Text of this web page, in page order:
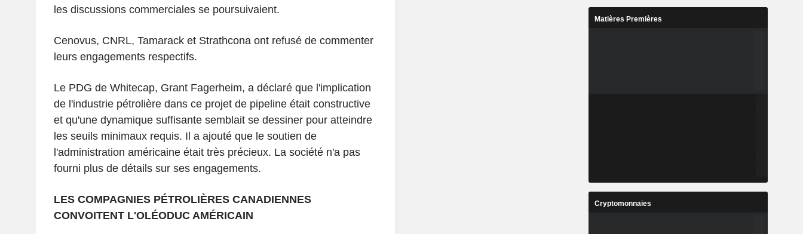
les discussions commerciales se poursuivaient.
Cenovus, CNRL, Tamarack et Strathcona ont refusé de commenter
leurs engagements respectifs.
Le PDG de Whitecap, Grant Fagerheim, a déclaré que l'implication
de l'industrie pétrolière dans ce projet de pipeline était constructive
et qu'une dynamique suffisante semblait se dessiner pour atteindre
les seuils minimaux requis. Il a ajouté que le soutien de
l'administration américaine était très précieux. La société n'a pas
fourni plus de détails sur ses engagements.
LES COMPAGNIES PÉTROLIÈRES CANADIENNES
CONVOITENT L'OLÉODUC AMÉRICAIN
Matières Premières
Cryptomonnaies